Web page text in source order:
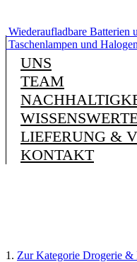
Wiederaufladbare Batterien
Taschenlampen und
UNS
TEAM
LIEFERUNG &
KONTAKT
1. Zur Kategorie Drogerie &